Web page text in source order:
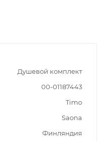
Душевой комплект
00-01187443
Timo
Saona
Финляндия